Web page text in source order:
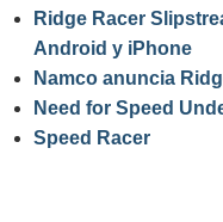
Ridge Racer
Android y iPhone
Namco anuncia
Need for Speed
Speed Racer